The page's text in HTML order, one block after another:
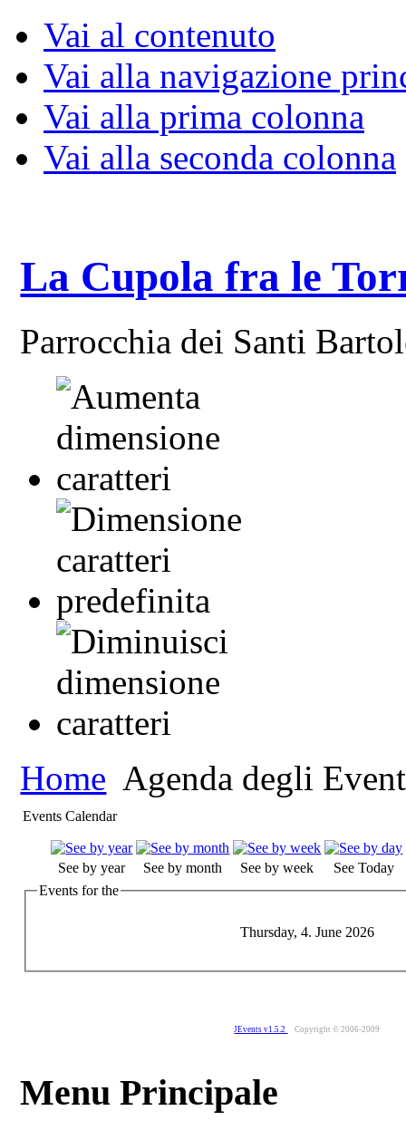
Vai al contenuto
Vai alla navigazione
Vai alla prima colonna
Vai alla seconda colonna
La Cupola fra le
Parrocchia dei Santi
Home Agenda degli
Events Calendar
See by year See by month See by week
See Today
Events for the
Thursday, 4. June 2026
JEvents v1.5.2 Copyright © 2006-2009
Menu Principale